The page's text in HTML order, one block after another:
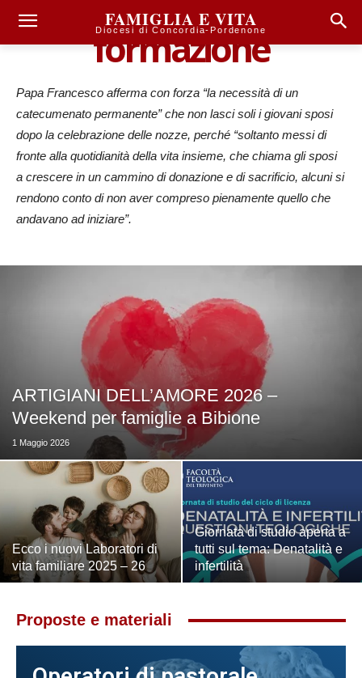
FAMIGLIA E VITA
Diocesi di Concordia-Pordenone
formazione
Papa Francesco afferma con forza “la necessità di un
catecumenato permanente” che non lasci soli i giovani sposi
dopo la celebrazione delle nozze, perché “soltanto messi di
fronte alla quotidianità della vita insieme, che chiama gli sposi
a crescere in un cammino di donazione e di sacrificio, alcuni si
rendono conto di non aver compreso pienamente quello che
andavano ad iniziare”.
ARTIGIANI DELL’AMORE 2026 –
Weekend per famiglie a Bibione
1 Maggio 2026
Ecco i nuovi Laboratori di
vita familiare 2025 – 26
Giornata di studio aperta a
tutti sul tema: Denatalità e
infertilità
Proposte e materiali